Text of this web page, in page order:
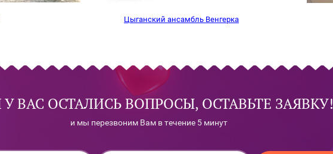
Цыганский ансамбль Венгерка
У ВАС ОСТАЛИСЬ ВОПРОСЫ, ОСТАВЬТЕ ЗАЯВКУ!
и мы перезвоним Вам в течение 5 минут